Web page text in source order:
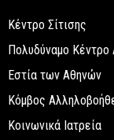
Κέντρο Σίτισης
Πολυδύναμο
Εστία των Αθηνών
Κόμβος
Κοινωνικά Ιατρεία